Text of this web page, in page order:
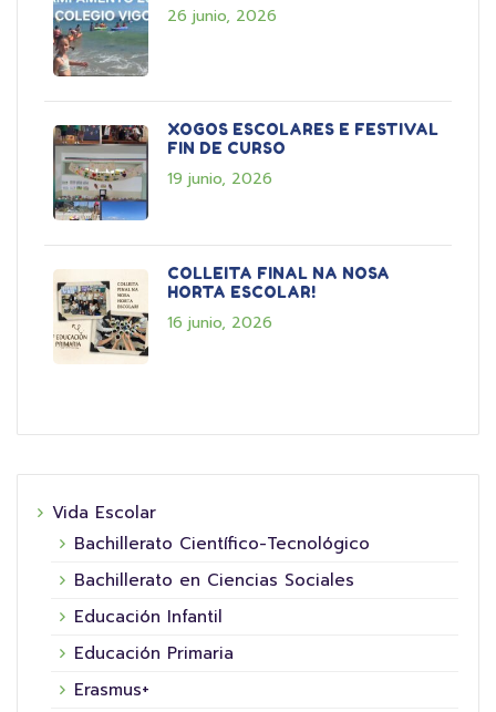
26 junio, 2026
XOGOS ESCOLARES E FESTIVAL
FIN DE CURSO
19 junio, 2026
COLLEITA FINAL NA NOSA
HORTA ESCOLAR!
16 junio, 2026
Vida Escolar
Bachillerato Científico-Tecnológico
Bachillerato en Ciencias Sociales
Educación Infantil
Educación Primaria
Erasmus+